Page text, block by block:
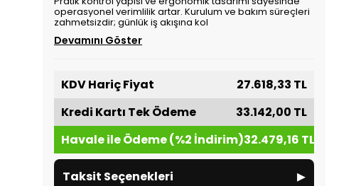
operasyonel verimlilik artar. Kurulum ve bakım süreçleri
zahmetsizdir; günlük iş akışına kol
Devamını Göster
KDV Hariç Fiyat
27.618,33 TL
Kredi Kartı Tek Ödeme
33.142,00 TL
Havale ile Ödeme (%2 İndirim)32.479,16 TL
Taksit Seçenekleri ▸